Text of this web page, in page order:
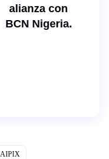
alianza con
BCN Nigeria.
AIPIX